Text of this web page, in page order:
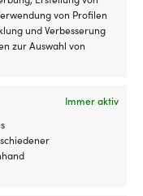
von Profilen
und Verbesserung
zur Auswahl von
Immer aktiv
BASE 2K, 18
für 1 Person, gemischte